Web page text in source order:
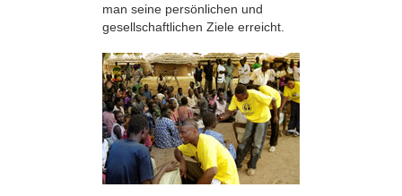
man seine persönlichen und
gesellschaftlichen Ziele erreicht.